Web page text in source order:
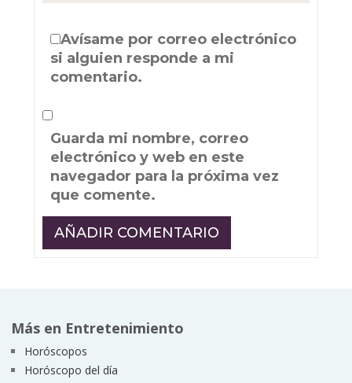
Avísame por correo electrónico
si alguien responde a mi
comentario.
Guarda mi nombre, correo
electrónico y web en este
navegador para la próxima vez
que comente.
Más en Entretenimiento
Horóscopos
Horóscopo del día